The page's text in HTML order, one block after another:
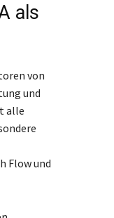
als
von
und
alle
Flow und